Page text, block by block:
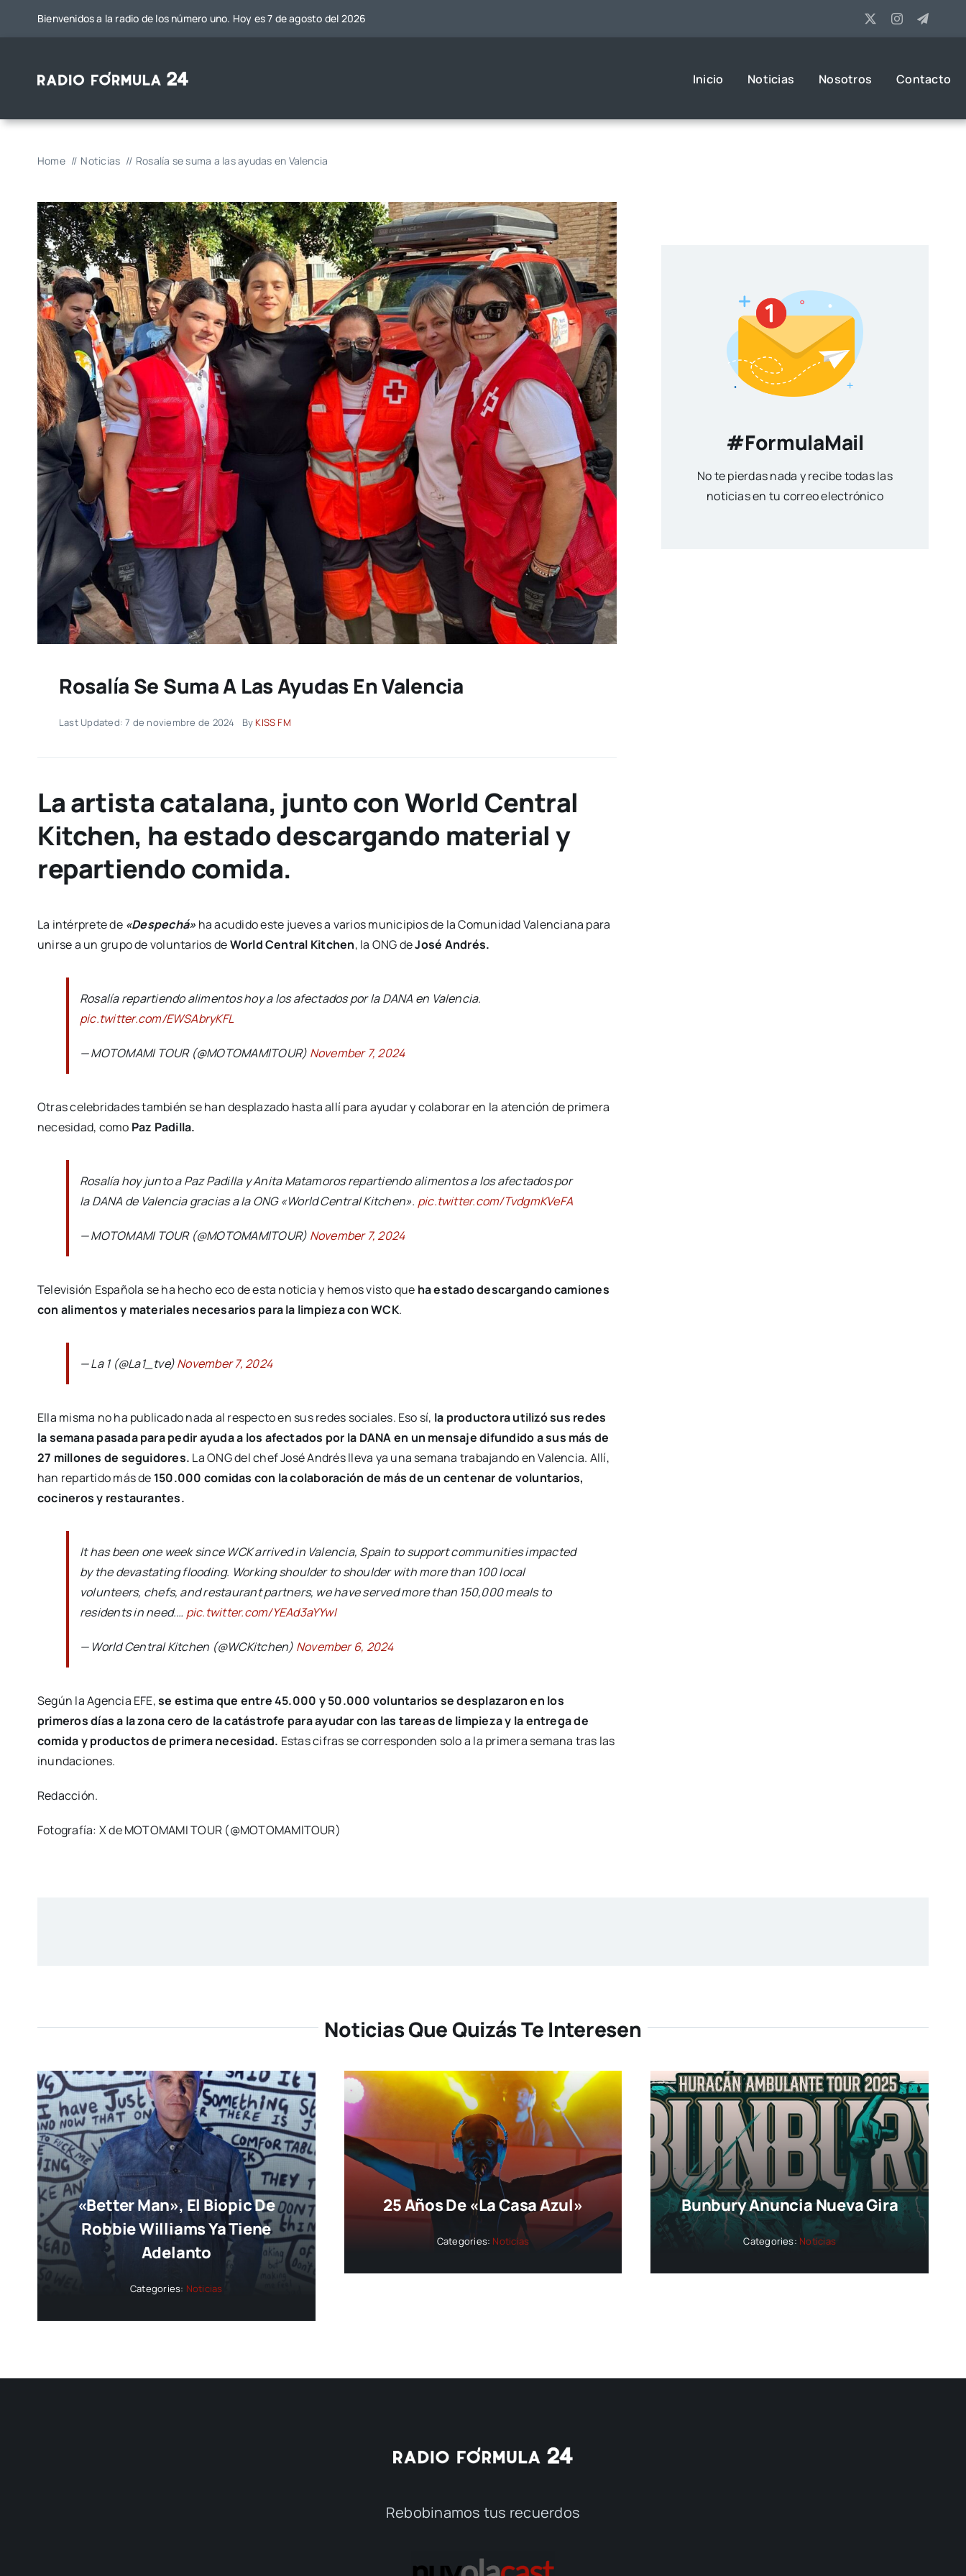
Bienvenidos a la radio de los número uno. Hoy es 7 de agosto del 2026
Inicio Noticias Nosotros Contacto
Home Noticias Rosalía se suma a las ayudas en Valencia
Rosalía Se Suma A Las Ayudas En Valencia
Last Updated: 7 de noviembre de 2024 By KISS FM
La artista catalana, junto con World Central
Kitchen, ha estado descargando material y
repartiendo comida.
La intérprete de «Despechá» ha acudido este jueves a varios municipios de la Comunidad Valenciana para
unirse a un grupo de voluntarios deWorld Central Kitchen, la ONG deJosé Andrés.
Rosalía repartiendo alimentos hoy a los afectados por la DANA en Valencia.
pic.twitter.com/EWSAbryKFL
— MOTOMAMI TOUR (@MOTOMAMlTOUR) November 7, 2024
Otras celebridades también se han desplazado hasta allí para ayudar y colaborar en la atención de primera
necesidad, como Paz Padilla.
Rosalía hoy junto a Paz Padilla y Anita Matamoros repartiendo alimentos a los afectados por
la DANA de Valencia gracias a la ONG «World Central Kitchen». pic.twitter.com/TvdgmKVeFA
— MOTOMAMI TOUR (@MOTOMAMlTOUR) November 7, 2024
Televisión Española se ha hecho eco de esta noticia y hemos visto que ha estado descargando camiones
con alimentos y materiales necesarios para la limpieza con WCK.
— La 1 (@La1_tve)November 7, 2024
Ella misma no ha publicado nada al respecto en sus redes sociales. Eso sí, la productora utilizó sus redes
la semana pasada para pedir ayuda a los afectados por la DANA en un mensaje difundido a sus más de
27 millones de seguidores. La ONG del chef José Andrés lleva ya una semana trabajando en Valencia. Allí,
han repartido más de 150.000 comidas con la colaboración de más de un centenar de voluntarios,
cocineros y restaurantes.
It has been one week since WCK arrived in Valencia, Spain to support communities impacted
by the devastating flooding. Working shoulder to shoulder with more than 100 local
volunteers, chefs, and restaurant partners, we have served more than 150,000 meals to
residents in need.… pic.twitter.com/YEAd3aYYwI
— World Central Kitchen (@WCKitchen) November 6, 2024
Según la Agencia EFE,se estima que entre 45.000 y 50.000 voluntarios se desplazaron en los
primeros días a la zona cero de la catástrofe para ayudar con las tareas de limpieza y la entrega de
comida y productos de primera necesidad. Estas cifras se corresponden solo a la primera semana tras las
inundaciones.
Redacción.
Fotografía: X de MOTOMAMI TOUR (@MOTOMAMlTOUR)
#FormulaMail
No te pierdas nada y recibe todas las
noticias en tu correo electrónico
Noticias Que Quizás Te Interesen
«Better Man», El Biopic De
Robbie Williams Ya Tiene
Adelanto
Categories: Noticias
25 Años De «La Casa Azul»
Categories: Noticias
Bunbury Anuncia Nueva Gira
Categories: Noticias
Rebobinamos tus recuerdos